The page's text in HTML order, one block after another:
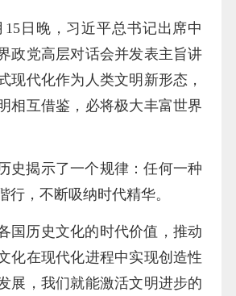
15日晚，习近平总书记出席中
政党高层对话会并发表主旨讲
现代化作为人类文明新形态，
相互借鉴，必将极大丰富世界
史揭示了一个规律：任何一种
行，不断吸纳时代精华。
国历史文化的时代价值，推动
化在现代化进程中实现创造性
展，我们就能激活文明进步的